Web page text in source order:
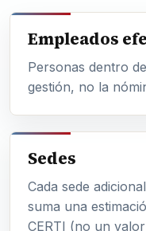
Empleados
Personas dentro
gestión, no la
Sedes
Cada sede
suma una
CERTI (no un